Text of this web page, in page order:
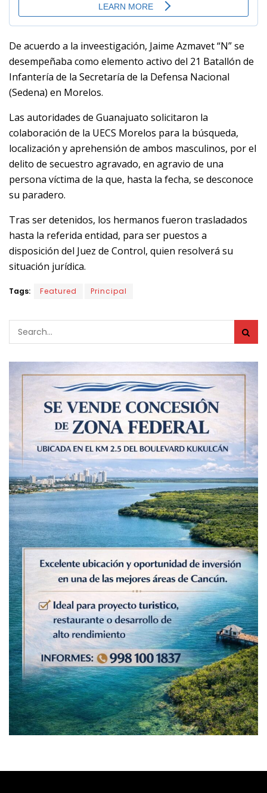
De acuerdo a la inveestigación, Jaime Azmavet “N” se
desempeñaba como elemento activo del 21 Batallón de
Infantería de la Secretaría de la Defensa Nacional
(Sedena) en Morelos.
Las autoridades de Guanajuato solicitaron la
colaboración de la UECS Morelos para la búsqueda,
localización y aprehensión de ambos masculinos, por el
delito de secuestro agravado, en agravio de una
persona víctima de la que, hasta la fecha, se desconoce
su paradero.
Tras ser detenidos, los hermanos fueron trasladados
hasta la referida entidad, para ser puestos a
disposición del Juez de Control, quien resolverá su
situación jurídica.
Tags: Featured Principal